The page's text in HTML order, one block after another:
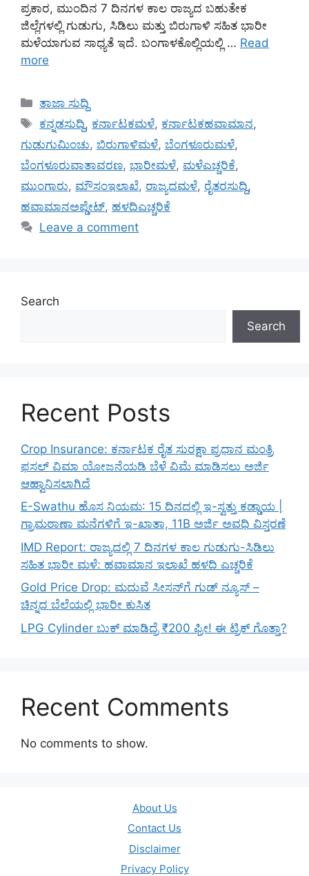
ಪ್ರಕಾರ, ಮುಂದಿನ 7 ದಿನಗಳ ಕಾಲ ರಾಜ್ಯದ ಬಹುತೇಕ
ಜಿಲ್ಲೆಗಳಲ್ಲಿ ಗುಡುಗು, ಸಿಡಿಲು ಮತ್ತು ಬಿರುಗಾಳಿ ಸಹಿತ ಭಾರೀ
ಮಳೆಯಾಗುವ ಸಾಧ್ಯತೆ ಇದೆ. ಬಂಗಾಳಕೊಲ್ಲಿಯಲ್ಲಿ … Read
more
Categories
ತಾಜಾ ಸುದ್ದಿ
Tags
ಕನ್ನಡಸುದ್ದಿ, ಕರ್ನಾಟಕಮಳೆ, ಕರ್ನಾಟಕಹವಾಮಾನ,
ಗುಡುಗುಮಿಂಚು, ಬಿರುಗಾಳಿಮಳೆ, ಬೆಂಗಳೂರುಮಳೆ,
ಬೆಂಗಳೂರುವಾತಾವರಣ, ಭಾರೀಮಳೆ, ಮಳೆಎಚ್ಚರಿಕೆ,
ಮುಂಗಾರು, ಮೌಸಂಇಲಾಖೆ, ರಾಜ್ಯದಮಳೆ, ರೈತರಸುದ್ದಿ,
ಹವಾಮಾನಅಪ್ಡೇಟ್, ಹಳದಿಎಚ್ಚರಿಕೆ
Leave a comment
Search
Search
Recent Posts
Crop Insurance: ಕರ್ನಾಟಕ ರೈತ ಸುರಕ್ಷಾ ಪ್ರಧಾನ ಮಂತ್ರಿ
ಫಸಲ್ ವಿಮಾ ಯೋಜನೆಯಡಿ ಬೆಳೆ ವಿಮೆ ಮಾಡಿಸಲು ಅರ್ಜಿ
ಆಹ್ವಾನಿಸಲಾಗಿದೆ
E-Swathu ಹೊಸ ನಿಯಮ: 15 ದಿನದಲ್ಲಿ ಇ-ಸ್ವತ್ತು ಕಡ್ಡಾಯ |
ಗ್ರಾಮಠಾಣಾ ಮನೆಗಳಿಗೆ ಇ-ಖಾತಾ, 11B ಅರ್ಜಿ ಅವಧಿ ವಿಸ್ತರಣೆ
IMD Report: ರಾಜ್ಯದಲ್ಲಿ 7 ದಿನಗಳ ಕಾಲ ಗುಡುಗು-ಸಿಡಿಲು
ಸಹಿತ ಭಾರೀ ಮಳೆ: ಹವಾಮಾನ ಇಲಾಖೆ ಹಳದಿ ಎಚ್ಚರಿಕೆ
Gold Price Drop: ಮದುವೆ ಸೀಸನ್‌ಗೆ ಗುಡ್ ನ್ಯೂಸ್ –
ಚಿನ್ನದ ಬೆಲೆಯಲ್ಲಿ ಭಾರೀ ಕುಸಿತ
LPG Cylinder ಬುಕ್ ಮಾಡಿದ್ರೆ ₹200 ಫ್ರೀ! ಈ ಟ್ರಿಕ್ ಗೊತ್ತಾ?
Recent Comments
No comments to show.
About Us
Contact Us
Disclaimer
Privacy Policy